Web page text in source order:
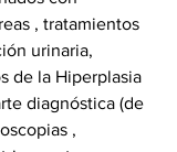
, tratamientos
urinaria,
de la Hiperplasia
diagnóstica (de
,